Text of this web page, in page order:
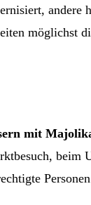
andere
möglichst
mit
beim